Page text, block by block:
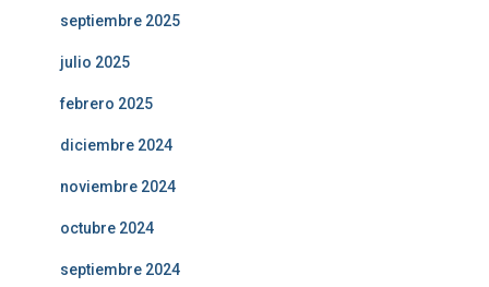
septiembre 2025
julio 2025
febrero 2025
diciembre 2024
noviembre 2024
octubre 2024
septiembre 2024